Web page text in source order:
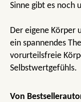
Sinne gibt es noch
Der eigene Körper
ein spannendes
vorurteilsfreie
Selbstwertgefühls.
Von